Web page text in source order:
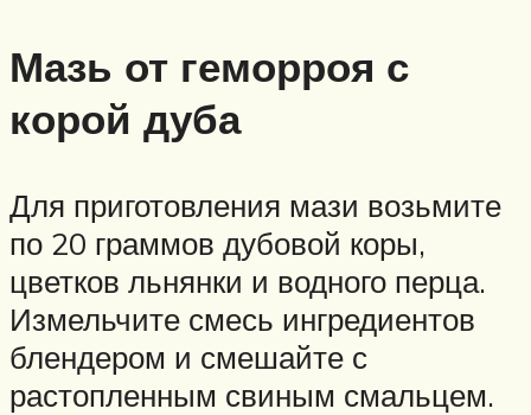
Мазь от геморроя с
корой дуба
Для приготовления мази возьмите
по 20 граммов дубовой коры,
цветков льнянки и водного перца.
Измельчите смесь ингредиентов
блендером и смешайте с
растопленным свиным смальцем.